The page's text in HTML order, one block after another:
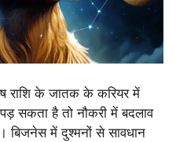
राशि के जातक के करियर में
सकता है तो नौकरी में बदलाव
बिजनेस में दुश्मनों से सावधान